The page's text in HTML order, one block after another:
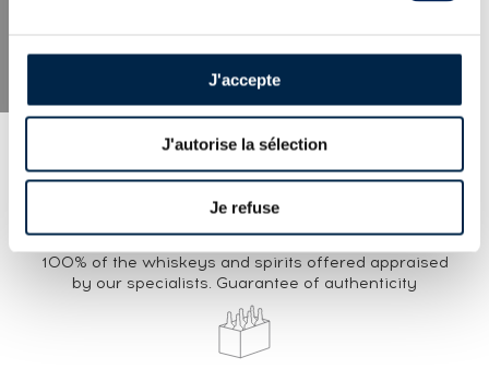
J'accepte
J'autorise la sélection
Je refuse
EXPERTISE
100% of the whiskeys and spirits offered appraised
by our specialists. Guarantee of authenticity